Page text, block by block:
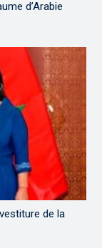
d’Arabie
de la